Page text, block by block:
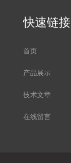
快速链接
首页
产品展示
技术文章
在线留言